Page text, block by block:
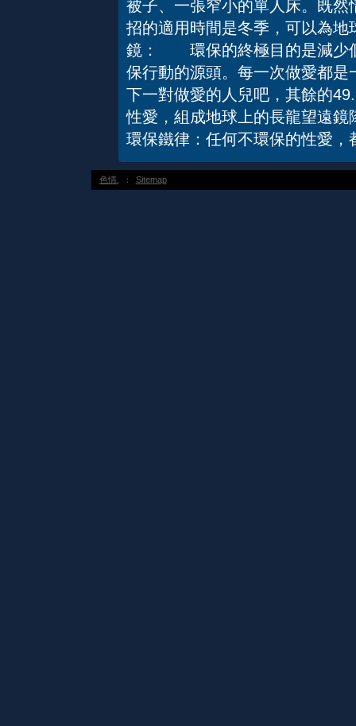
被子、一張窄小的單人床。既
招的適用時間是冬季，可以為
鏡： 環保的終極目的是減少
保行動的源頭。每一次做愛都
下一對做愛的人兒吧，其餘的
性愛，組成地球上的長龍望
環保鐵律：任何不環保的性愛
色情. ： Sitemap